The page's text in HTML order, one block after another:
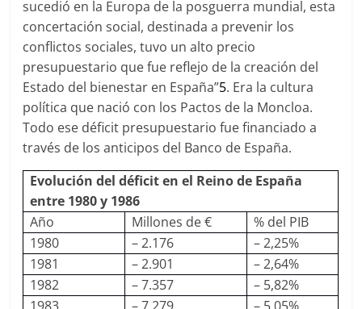
sucedió en la Europa de la posguerra mundial, esta
concertación social, destinada a prevenir los
conflictos sociales, tuvo un alto precio
presupuestario que fue reflejo de la creación del
Estado del bienestar en España”5. Era la cultura
política que nació con los Pactos de la Moncloa.
Todo ese déficit presupuestario fue financiado a
través de los anticipos del Banco de España.
Evolución del déficit en el Reino de España
entre 1980 y 1986
Año
Millones de €
% del PIB
1980
– 2.176
– 2,25%
1981
– 2.901
– 2,64%
1982
– 7.357
– 5,82%